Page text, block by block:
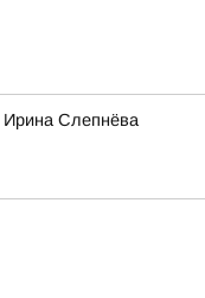
Слепнёва